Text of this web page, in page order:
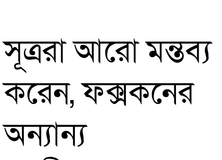
সূত্ররা আরো মন্তব্য
করেন, ফক্সকনের
অন্যান্য